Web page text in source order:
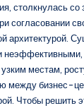
столкнулась со
согласовании
архитектурой.
неэффективными,
местам,
между бизнес-
Чтобы решить